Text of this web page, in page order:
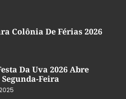
Colônia De Férias 2026
Da Uva 2026 Abre
Feira